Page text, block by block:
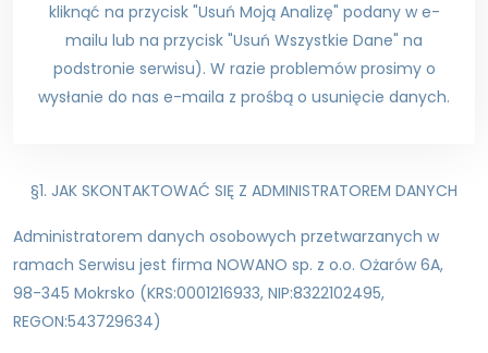
kliknąć na przycisk "Usuń Moją Analizę" podany w e-
mailu lub na przycisk "Usuń Wszystkie Dane" na
podstronie serwisu). W razie problemów prosimy o
wysłanie do nas e-maila z prośbą o usunięcie danych.
§1. JAK SKONTAKTOWAĆ SIĘ Z ADMINISTRATOREM DANYCH
Administratorem danych osobowych przetwarzanych w
ramach Serwisu jest firma NOWANO sp. z o.o. Ożarów 6A,
98-345 Mokrsko (KRS:0001216933, NIP:8322102495,
REGON:543729634)